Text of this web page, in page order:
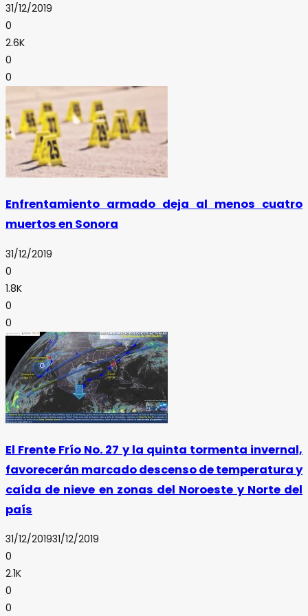
31/12/2019
0
2.6K
0
0
Enfrentamiento armado deja al menos cuatro
muertos en Sonora
31/12/2019
0
1.8K
0
0
El Frente Frío No. 27 y la quinta tormenta invernal,
favorecerán marcado descenso de temperatura y
caída de nieve en zonas del Noroeste y Norte del
país
31/12/201931/12/2019
0
2.1K
0
0